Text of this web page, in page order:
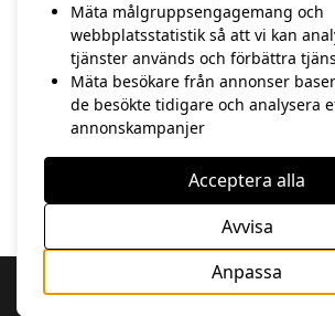
/Hasse Andersson
FÖREGÅENDE
Copyright 2020 hasse Andersson | Webbdesign
Mäta målgruppsengagemang och
webbplatsstatistik så att vi kan
tjänster används och förbättra
Mäta besökare från annonser
de besökte tidigare och analysera
annonskampanjer
Anpassa
Avvisa
Acceptera alla